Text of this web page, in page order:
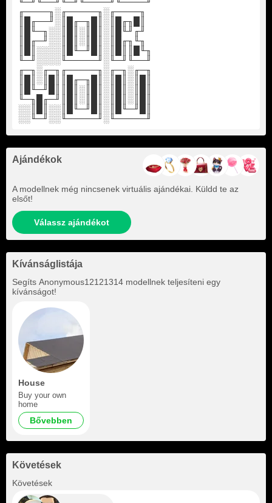
╙─╜╙──╜╙─╜╙────╜╙────╜
╓────╖░╓─────╖░╓────╖
║█╓──╜░║█╓─╖█║░║█╓╖█║
║█╙─╖░░║█║░║█║░║█╙╜╓╜
║█╓─╜░░║█║░║█║░║█╓╖╙╖
║█║░░░░║█╙─╜█║░║█║║█╙╖
╙─╜░░░░╙─────╜░╙─╜╙──╜
╓─╖░╓─╖╓─────╖░╓─╖░╓─╖
║█║░║█║║█╓─╖█║░║█║░║█║
║█╙─╜█║║█║░║█║░║█║░║█║
╙─╖█╓─╜║█║░║█║░║█║░║█║
░░║█║░░║█╙─╜█║░║█╙─╜█║
░░╙─╜░░╙─────╜░╙─────╜
Ajándékok
A modellnek még nincsenek virtuális ajándékai. Küldd te az
elsőt!
Válassz ajándékot
Kívánságlistája
Segíts Anonymous12121314 modellnek teljesíteni egy
kívánságot!
House
Buy your own
home
Bővebben
Követések
Követések